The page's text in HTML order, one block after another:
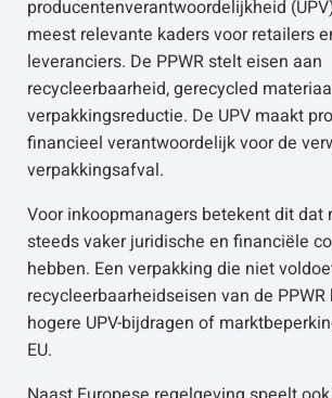
producentenverantwoordelijkheid
meest relevante kaders voor retailers
leveranciers. De PPWR stelt eisen aan
recycleerbaarheid, gerecycled
verpakkingsreductie. De UPV maakt
financieel verantwoordelijk voor de
verpakkingsafval.
Voor inkoopmanagers betekent dit dat
steeds vaker juridische en financiële
hebben. Een verpakking die niet
recycleerbaarheidseisen van de
hogere UPV-bijdragen of
EU.